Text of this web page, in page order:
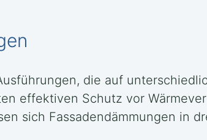
die auf
effektiven Schutz vor
sich Fassadendämmungen in